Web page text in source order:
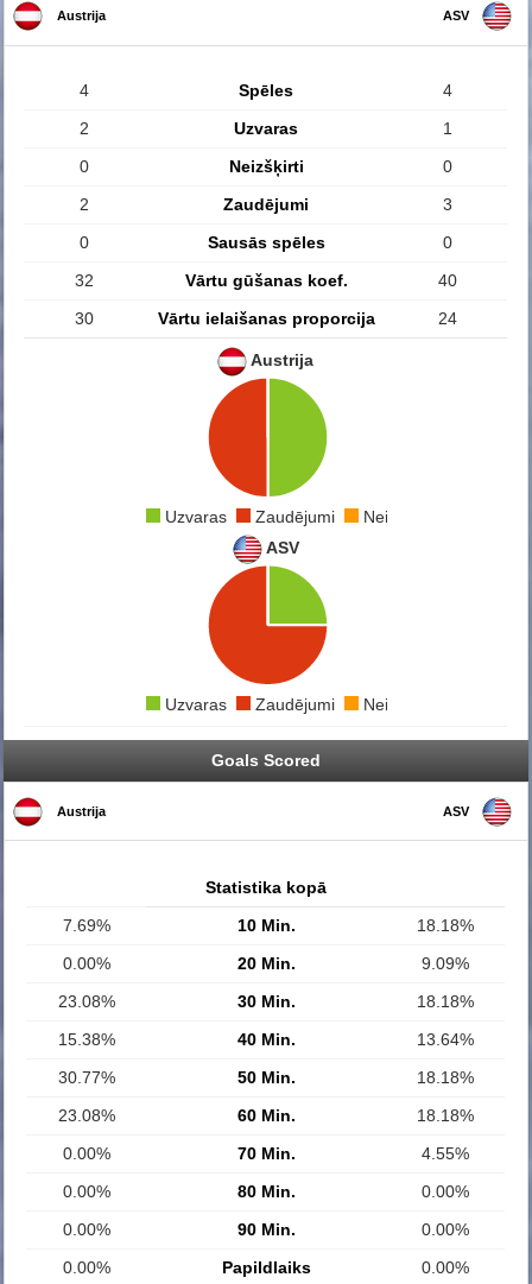
Austrija ASV
4 Spēles
4
2
Uzvaras
1
0
Neizšķirti
0
2
Zaudējumi
3
0
Sausās spēles
0
32
Vārtu gūšanas koef.
40
30
Vārtu ielaišanas proporcija 24
Austrija
Uzvaras Zaudējumi
Neizšķirti
ASV
Uzvaras Zaudējumi Neizšķirti
Goals Scored
Austrija ASV
Statistika kopā
7.69%
10 Min.
18.18%
0.00%
20 Min.
9.09%
23.08%
30 Min.
18.18%
15.38%
40 Min.
13.64%
30.77%
50 Min.
18.18%
23.08%
60 Min.
18.18%
0.00%
70 Min.
4.55%
0.00%
80 Min.
0.00%
0.00%
90 Min.
0.00%
0.00%
Papildlaiks
0.00%